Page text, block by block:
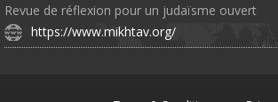
Revue de réflexion pour un judaïsme ouvert
https://www.mikhtav.org/